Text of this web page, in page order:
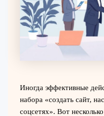
Иногда эффективные
набора «создать сайт,
соцсетях». Вот